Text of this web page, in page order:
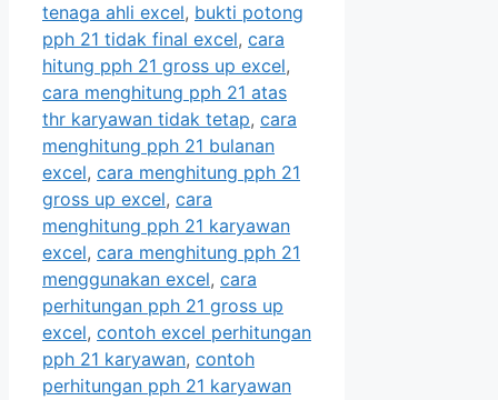
tenaga ahli excel, bukti potong
pph 21 tidak final excel, cara
hitung pph 21 gross up excel,
cara menghitung pph 21 atas
thr karyawan tidak tetap, cara
menghitung pph 21 bulanan
excel, cara menghitung pph 21
gross up excel, cara
menghitung pph 21 karyawan
excel, cara menghitung pph 21
menggunakan excel, cara
perhitungan pph 21 gross up
excel, contoh excel perhitungan
pph 21 karyawan, contoh
perhitungan pph 21 karyawan